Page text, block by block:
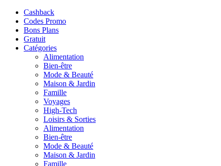
Cashback
Codes Promo
Bons Plans
Gratuit
Catégories
Alimentation
Bien-être
Mode & Beauté
Maison & Jardin
Famille
Voyages
High-Tech
Loisirs & Sorties
Alimentation
Bien-être
Mode & Beauté
Maison & Jardin
Famille